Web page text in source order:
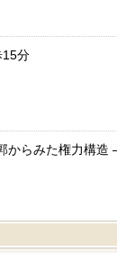
分
からみた権力構